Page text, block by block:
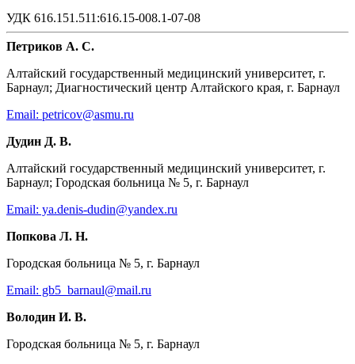
УДК 616.151.511:616.15-008.1-07-08
Петриков А. С.
Алтайский государственный медицинский университет, г.
Барнаул; Диагностический центр Алтайского края, г. Барнаул
Email: petricov@asmu.ru
Дудин Д. В.
Алтайский государственный медицинский университет, г.
Барнаул; Городская больница № 5, г. Барнаул
Email: ya.denis-dudin@yandex.ru
Попкова Л. Н.
Городская больница № 5, г. Барнаул
Email: gb5_barnaul@mail.ru
Володин И. В.
Городская больница № 5, г. Барнаул